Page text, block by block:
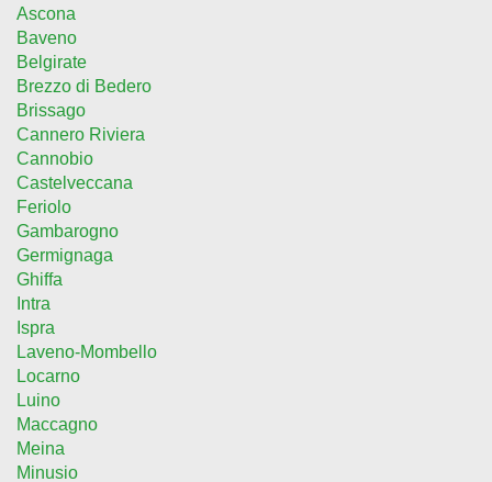
Ascona
Baveno
Belgirate
Brezzo di Bedero
Brissago
Cannero Riviera
Cannobio
Castelveccana
Feriolo
Gambarogno
Germignaga
Ghiffa
Intra
Ispra
Laveno-Mombello
Locarno
Luino
Maccagno
Meina
Minusio